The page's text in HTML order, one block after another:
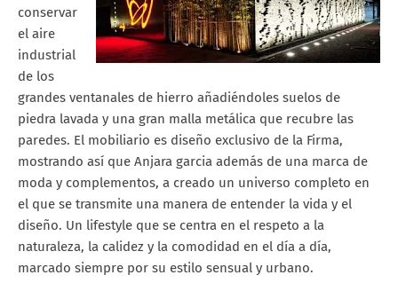
conservar
el aire
industrial
de los
grandes ventanales de hierro añadiéndoles suelos de
piedra lavada y una gran malla metálica que recubre las
paredes. El mobiliario es diseño exclusivo de la Firma,
mostrando así que Anjara garcia además de una marca de
moda y complementos, a creado un universo completo en
el que se transmite una manera de entender la vida y el
diseño. Un lifestyle que se centra en el respeto a la
naturaleza, la calidez y la comodidad en el día a día,
marcado siempre por su estilo sensual y urbano.